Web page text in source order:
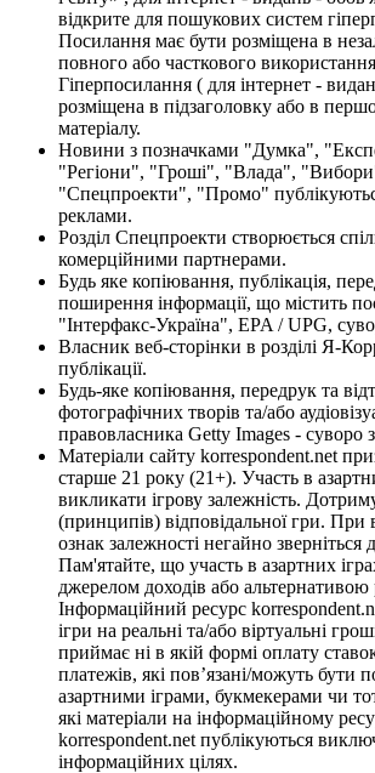
відкрите для пошукових систем
Посилання має бути розміщена в
повного або часткового використання
Гіперпосилання ( для інтернет -
розміщена в підзаголовку або в
матеріалу.
Новини з позначками "Думка",
"Регіони", "Гроші", "Влада",
"Спецпроекти", "Промо"
реклами.
Розділ Спецпроекти створюється
комерційними партнерами.
Будь яке копіювання, публікація,
поширення інформації, що містить
"Інтерфакс-Україна", EPA / UPG,
Власник веб-сторінки в розділі Я-
публікації.
Будь-яке копіювання, передрук та
фотографічних творів та/або
правовласника Getty Images - суворо
Матеріали сайту korrespondent.net
старше 21 року (21+). Участь в
викликати ігрову залежність.
(принципів) відповідальної гри.
ознак залежності негайно зверніться
Пам'ятайте, що участь в азартних
джерелом доходів або альтернативою
Інформаційний ресурс
ігри на реальні та/або віртуальні
приймає ні в якій формі оплату
платежів, які пов’язані/можуть бути
азартними іграми, букмекерами чи
які матеріали на інформаційному
korrespondent.net публікуються
інформаційних цілях.